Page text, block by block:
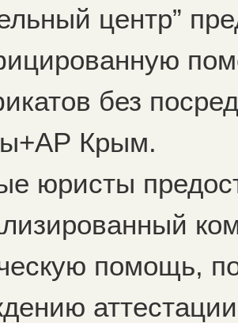
центр”
без
Крым.
юристы
помощь,